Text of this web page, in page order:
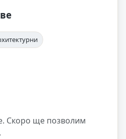
Скоро ще позволим